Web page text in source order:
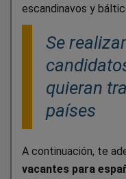
escandinavos y
Se
quieran
países
A continuación, te
vacantes para